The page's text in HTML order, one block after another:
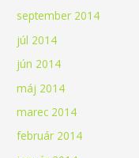
september 2014
júl 2014
jún 2014
máj 2014
marec 2014
február 2014